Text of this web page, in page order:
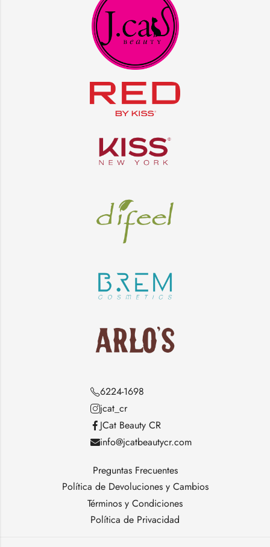
6224-1698
jcat_cr
JCat Beauty CR
info@jcatbeautycr.com
Preguntas Frecuentes
Política de Devoluciones y Cambios
Términos y Condiciones
Política de Privacidad